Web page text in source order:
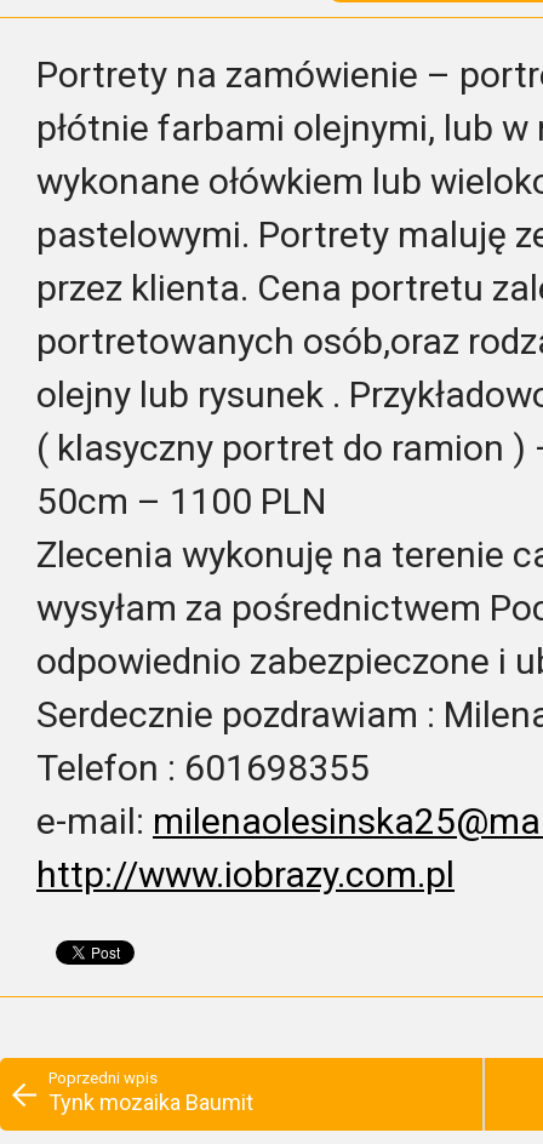
Portrety na zamówienie –
płótnie farbami olejnymi, lub w
wykonane ołówkiem lub
pastelowymi. Portrety maluję
przez klienta. Cena portretu
portretowanych osób,oraz
olejny lub rysunek .
( klasyczny portret do ramion )
50cm – 1100 PLN
Zlecenia wykonuję na terenie
wysyłam za pośrednictwem
odpowiednio zabezpieczone i
Serdecznie pozdrawiam :
Telefon : 601698355
e-mail:
http://www.iobrazy.com.pl
Poprzedni wpis
Tynk mozaika Baumit